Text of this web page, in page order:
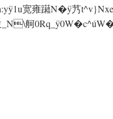
宽雍躤 N� ÿ艿